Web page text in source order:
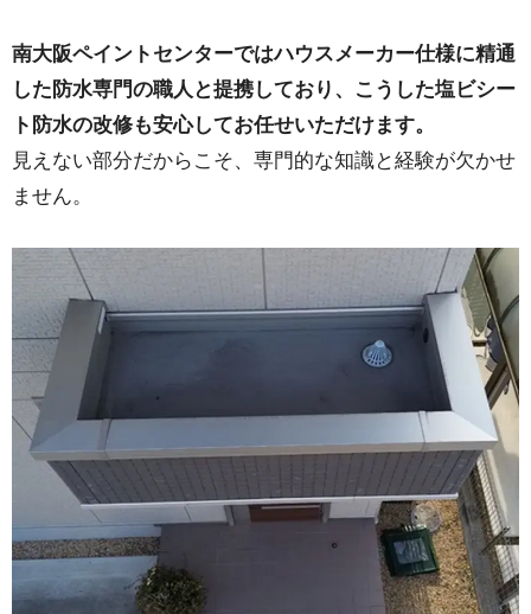
南大阪ペイントセンターではハウスメーカー仕様に精通
した防水専門の職人と提携しており、こうした塩ビシー
ト防水の改修も安心してお任せいただけます。
見えない部分だからこそ、専門的な知識と経験が欠かせ
ません。